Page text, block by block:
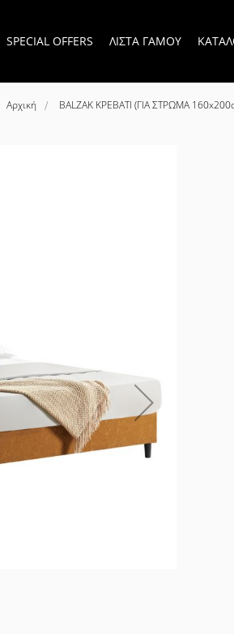
SPECIAL OFFERS ΛΙΣΤΑ ΓΑΜΟΥ
Αρχική BALZAK ΚΡΕΒΑΤΙ (ΓΙΑ ΣΤΡΩΜΑ